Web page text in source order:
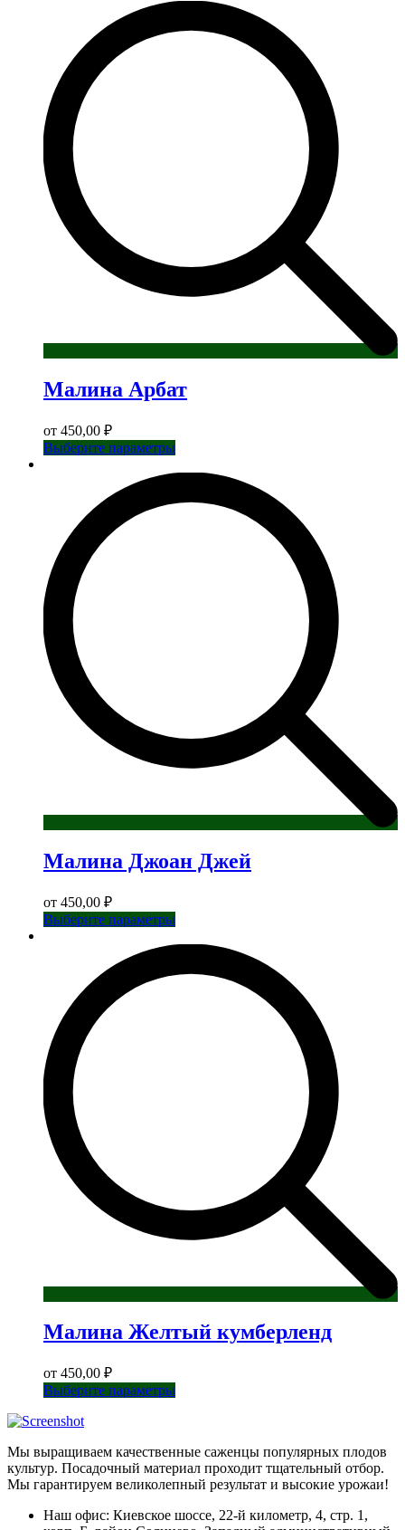
Малина Арбат
от 450,00 ₽
Выберите параметрыЭтот
вариаций.
Малина Джоан Джей
от 450,00 ₽
Выберите параметрыЭтот
вариаций.
Малина Желтый кумберленд
от 450,00 ₽
Выберите параметрыЭтот
вариаций.
Опции
можно
на
Мы выращиваем качественные саженцы популярных плодов
культур. Посадочный материал проходит тщательный отбор.
Мы гарантируем великолепный результат и высокие урожаи!
Наш офис: Киевское шоссе, 22-й километр, 4, стр. 1,